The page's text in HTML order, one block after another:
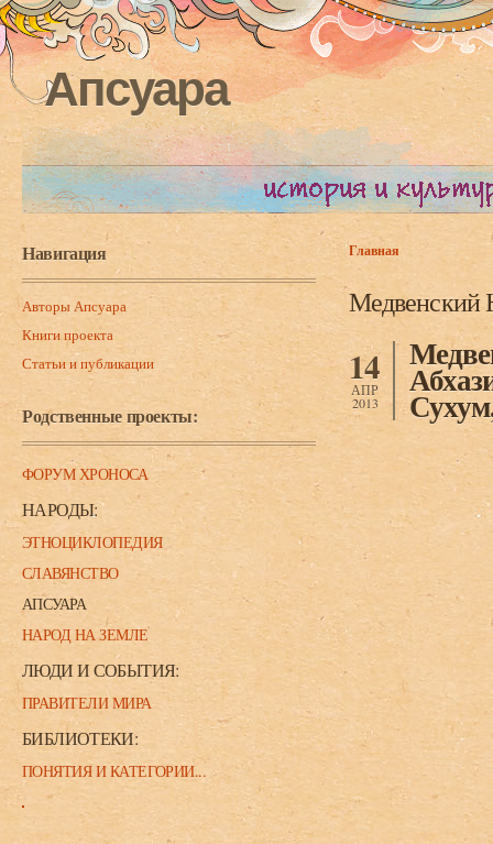
Апсуара
Навигация
Авторы Апсуара
Книги проекта
Статьи и публикации
Родственные проекты:
ФОРУМ ХРОНОСА
НАРОДЫ:
ЭТНОЦИКЛОПЕДИЯ
СЛАВЯНСТВО
АПСУАРА
НАРОД НА ЗЕМЛЕ
ЛЮДИ И СОБЫТИЯ:
ПРАВИТЕЛИ МИРА
БИБЛИОТЕКИ:
ПОНЯТИЯ И КАТЕГОРИИ...
Вы здесь
Главная
Медвенский
14
АПР
2013